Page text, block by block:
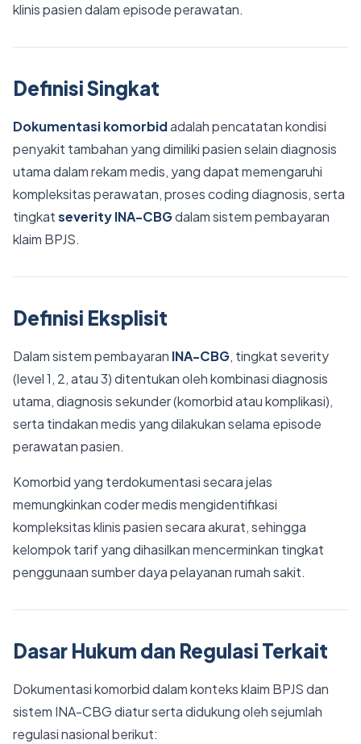
klinis pasien dalam episode perawatan.
Definisi Singkat
Dokumentasi komorbidadalah pencatatan kondisi
penyakit tambahan yang dimiliki pasien selain diagnosis
utama dalam rekam medis, yang dapat memengaruhi
kompleksitas perawatan, proses coding diagnosis, serta
tingkatseverity INA-CBGdalam sistem pembayaran
klaim BPJS.
Definisi Eksplisit
Dalam sistem pembayaran INA-CBG, tingkat severity
(level 1, 2, atau 3) ditentukan oleh kombinasi diagnosis
utama, diagnosis sekunder (komorbid atau komplikasi),
serta tindakan medis yang dilakukan selama episode
perawatan pasien.
Komorbid yang terdokumentasi secara jelas
memungkinkan coder medis mengidentifikasi
kompleksitas klinis pasien secara akurat, sehingga
kelompok tarif yang dihasilkan mencerminkan tingkat
penggunaan sumber daya pelayanan rumah sakit.
Dasar Hukum dan Regulasi Terkait
Dokumentasi komorbid dalam konteks klaim BPJS dan
sistem INA-CBG diatur serta didukung oleh sejumlah
regulasi nasional berikut: